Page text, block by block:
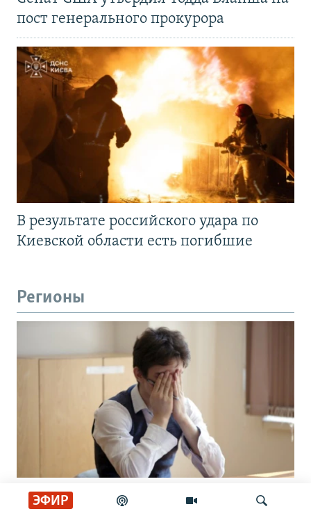
ЭФИР
пост генерального прокурора
В результате российского удара по
Киевской области есть погибшие
Регионы
"Путь до армии будет коротким".